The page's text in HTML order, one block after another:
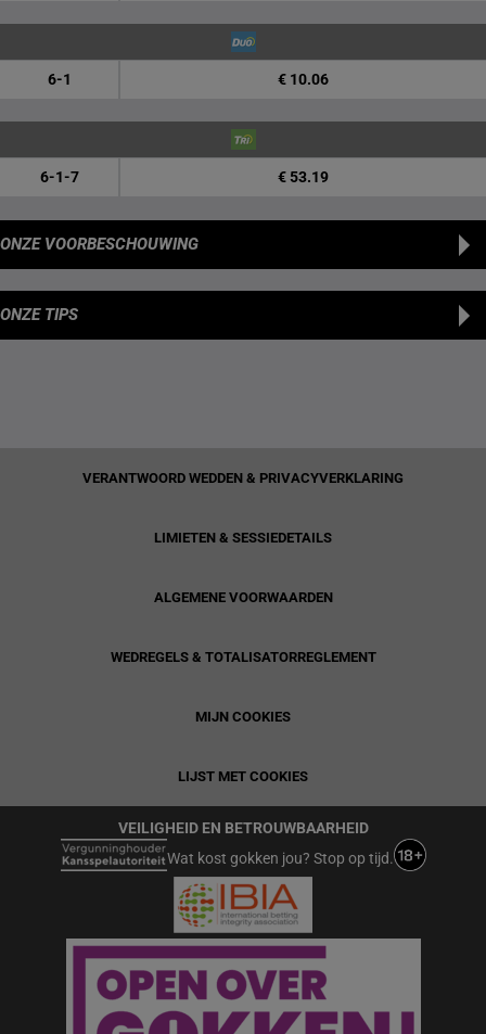
6-1 € 10.06
6-1-7 € 53.19
ONZE VOORBESCHOUWING
ONZE TIPS
VERANTWOORD WEDDEN & PRIVACYVERKLARING
LIMIETEN & SESSIEDETAILS
ALGEMENE VOORWAARDEN
WEDREGELS & TOTALISATORREGLEMENT
MIJN COOKIES
LIJST MET COOKIES
VEILIGHEID EN BETROUWBAARHEID
Wat kost gokken jou? Stop op tijd.